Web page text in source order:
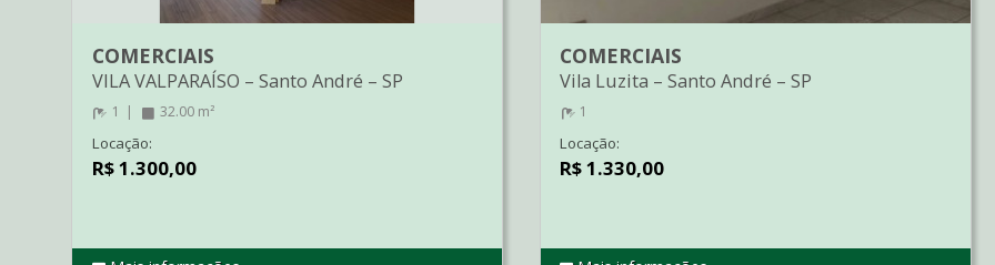
COMERCIAIS
VILA VALPARAÍSO – Santo André – SP
1 32.00 m²
Locação:
R$ 1.300,00
COMERCIAIS
Vila Luzita –Santo André –SP
1
Locação:
R$ 1.330,00